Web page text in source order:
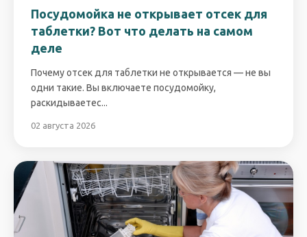
Посудомойка не открывает отсек для
таблетки? Вот что делать на самом
деле
Почему отсек для таблетки не открывается — не вы
одни такие. Вы включаете посудомойку,
раскидываетес...
02 августа 2026